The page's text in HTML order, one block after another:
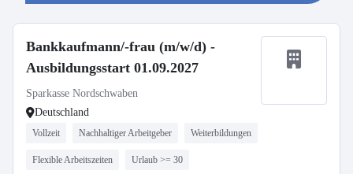
Bankkaufmann/-frau (m/w/d) -
Ausbildungsstart 01.09.2027
Sparkasse Nordschwaben
Deutschland
Vollzeit Nachhaltiger Arbeitgeber Weiterbildungen
Flexible Arbeitszeiten Urlaub >= 30